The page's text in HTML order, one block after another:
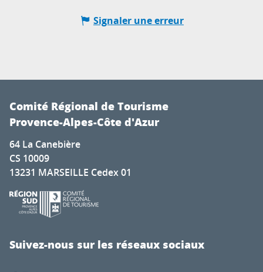
Signaler une erreur
Comité Régional de Tourisme
Provence-Alpes-Côte d'Azur
64 La Canebière
CS 10009
13231 MARSEILLE Cedex 01
Suivez-nous sur les réseaux sociaux